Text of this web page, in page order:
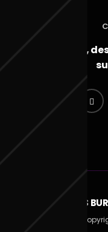
Des conseils,
KALLITOUS